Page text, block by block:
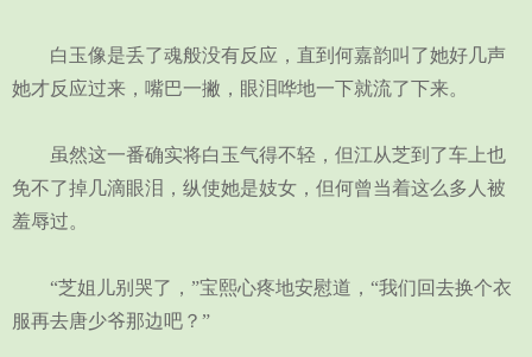
白玉像是丢了魂般没有反应，直到何嘉韵叫了她好几声
她才反应过来，嘴巴一撇，眼泪哗地一下就流了下来。
虽然这一番确实将白玉气得不轻，但江从芝到了车上也
免不了掉几滴眼泪，纵使她是妓女，但何曾当着这么多人被
羞辱过。
“芝姐儿别哭了，”宝熙心疼地安慰道，“我们回去换个衣
服再去唐少爷那边吧？”